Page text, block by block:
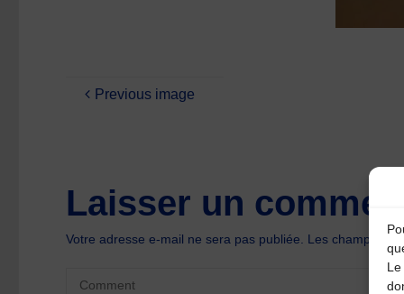
Previous image
Laisser un
Votre adresse e-mail ne sera pas publiée. Les champs